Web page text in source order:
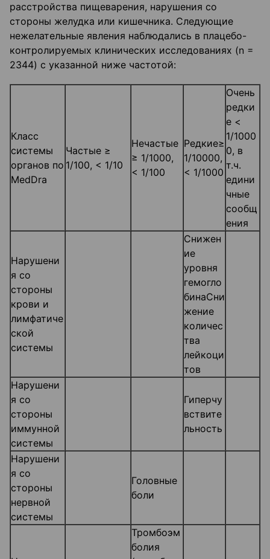
расстройства пищеварения, нарушения со
стороны желудка или кишечника. Следующие
нежелательные явления наблюдались в плацебо-
контролируемых клинических исследованиях (n =
2344) с указанной ниже частотой:
Класс
системы
органов по
MedDra
Частые ≥
1/100, < 1/10
Нечастые
≥ 1/1000,
< 1/100
Редкие≥
1/10000,
< 1/1000
Очень
редки
е <
1/1000
0, в
т.ч.
едини
чные
сообщ
ения
Нарушени
я со
стороны
крови и
лимфатиче
ской
системы
Снижен
ие
уровня
гемогло
бинаСни
жение
количес
тва
лейкоци
тов
Нарушени
я со
стороны
иммунной
системы
Гиперчу
вствите
льность
Нарушени
я со
стороны
нервной
системы
Головные
боли
Тромбоэм
болия